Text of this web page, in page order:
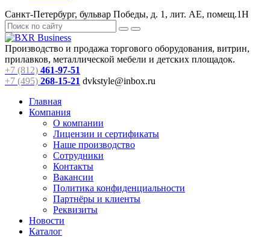
Санкт-Петербург, бульвар Победы, д. 1, лит. АЕ, помещ.1Н
Производство и продажа торгового оборудования, витрин,
прилавков, металлической мебели и детских площадок.
+7 (812) 461-97-51
+7 (495) 268-15-21 dvkstyle@inbox.ru
Главная
Компания
О компании
Лицензии и сертификаты
Наше производство
Сотрудники
Контакты
Вакансии
Политика конфиденциальности
Партнёры и клиенты
Реквизиты
Новости
Каталог